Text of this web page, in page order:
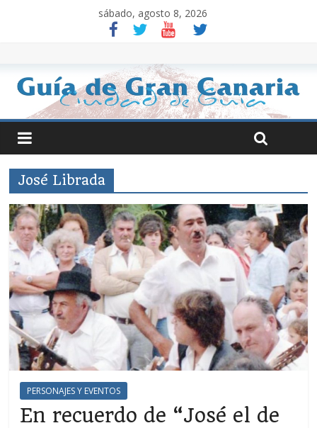
sábado, agosto 8, 2026
José Librada
PERSONAJES Y EVENTOS
En recuerdo de “José el de